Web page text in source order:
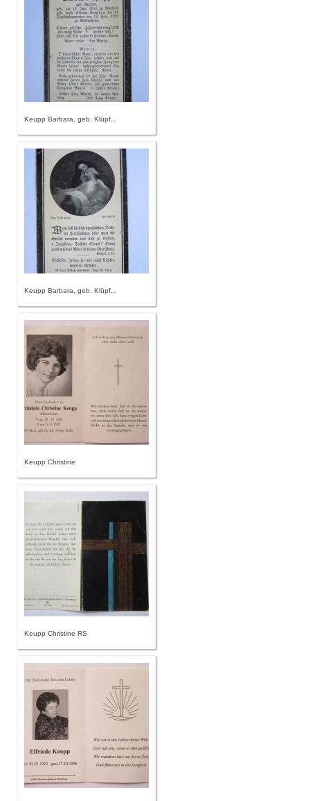
Keupp Barbara, geb. Klüpf...
Keupp Barbara, geb. Klüpf...
Keupp Christine
Keupp Christine RS